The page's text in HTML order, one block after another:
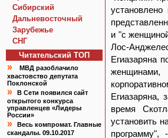
Сибирский
Дальневосточный
Зарубежье
СНГ
Читательский TOП
»
МВД разоблачило
хвастовство депутата
Поклонской
»
В Сети появился сайт
открытого конкурса
управленцев «Лидеры
России»
»
Весь компромат. Главные
скандалы. 09.10.2017
и "с
Лос-
Егиазаряна
женщинами,
Егиазаряна,
время
установить